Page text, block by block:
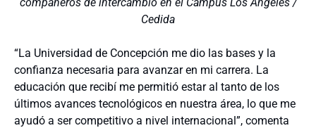
Cedida
“La Universidad de Concepción me dio las bases y la
confianza necesaria para avanzar en mi carrera. La
educación que recibí me permitió estar al tanto de los
últimos avances tecnológicos en nuestra área, lo que me
ayudó a ser competitivo a nivel internacional”, comenta